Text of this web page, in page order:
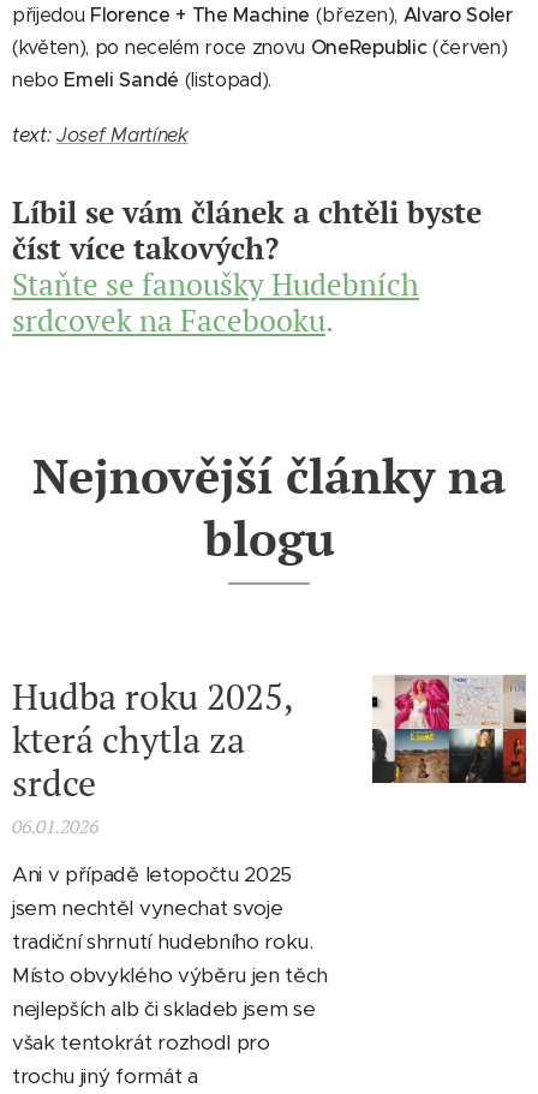
přijedou Florence + The Machine (březen), Alvaro Soler
(květen), po necelém roce znovu OneRepublic(červen)
nebo Emeli Sandé (listopad).
text:Josef Martínek
Líbil se vám článek a chtěli byste
číst více takových?
Staňte se fanoušky Hudebních
srdcovek na Facebooku.
Nejnovější články na
blogu
Hudba roku 2025,
která chytla za
srdce
06.01.2026
Ani v případě letopočtu 2025
jsem nechtěl vynechat svoje
tradiční shrnutí hudebního roku.
Místo obvyklého výběru jen těch
nejlepších alb či skladeb jsem se
však tentokrát rozhodl pro
trochu jiný formát a